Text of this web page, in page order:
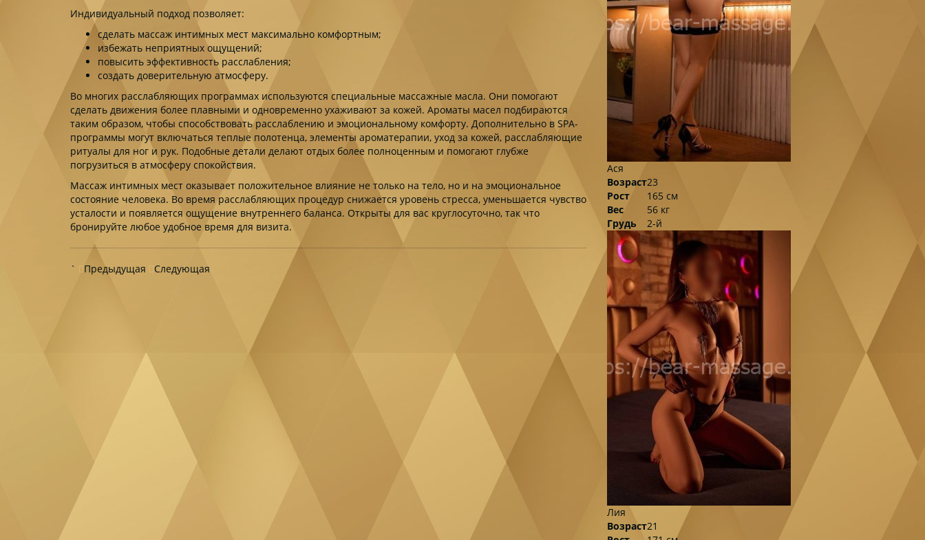
Индивидуальный подход позволяет:
сделать массаж интимных мест максимально комфортным;
избежать неприятных ощущений;
повысить эффективность расслабления;
создать доверительную атмосферу.
Во многих расслабляющих программах используются специальные массажные масла. Они помогают
сделать движения более плавными и одновременно ухаживают за кожей. Ароматы масел подбираются
таким образом, чтобы способствовать расслаблению и эмоциональному комфорту. Дополнительно в SPA-
программы могут включаться теплые полотенца, элементы ароматерапии, уход за кожей, расслабляющие
ритуалы для ног и рук. Подобные детали делают отдых более полноценным и помогают глубже
погрузиться в атмосферу спокойствия.
Массаж интимных мест оказывает положительное влияние не только на тело, но и на эмоциональное
состояние человека. Во время расслабляющих процедур снижается уровень стресса, уменьшается чувство
усталости и появляется ощущение внутреннего баланса. Открыты для вас круглосуточно, так что
бронируйте любое удобное время для визита.
` Предыдущая Следующая
Ася
Возраст23
Рост
165 см
Вес
56 кг
Грудь
2-й
Лия
Возраст21